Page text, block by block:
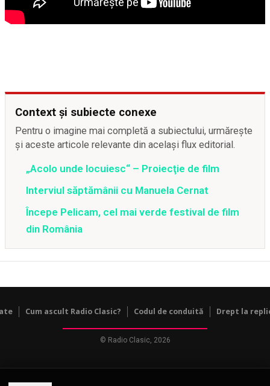
Context și subiecte conexe
Pentru o imagine mai completă a subiectului, urmărește
și aceste articole relevante din același flux editorial.
„Acolo unde locuiesc“ – Proiecţie de film
Interviul săptămânii cu Manuela Cernat
Începe Pelicam, cel mai verde festival de film
din România
Cum ascult Radio Clasic? Codul de conduită Drept la
© Radio Clasic, 2026